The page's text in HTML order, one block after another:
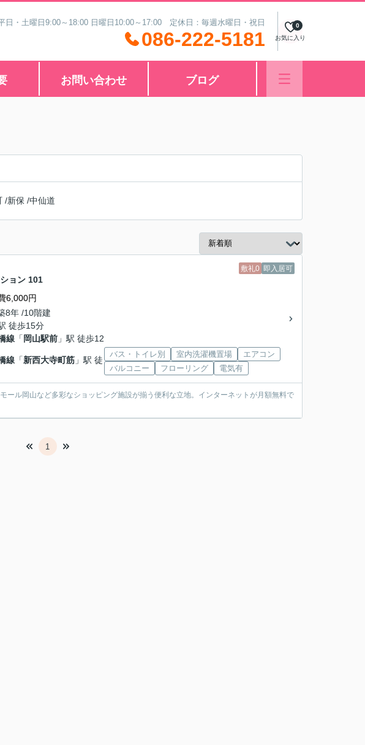
日・土曜日9:00～18:00 日曜日10:00～17:00 定休日：毎週水曜日・祝日
086-222-5181 お気に入り
0
お問い合わせ ブログ
/新保 /中仙道
敷礼0 即入居可
ョン 101
6,000円
8年 /10階建
徒歩15分
線 「 岡山駅前 」駅 徒歩12
線 「新西大寺町筋 」駅 徒
バス・トイレ別 室内洗濯機置場
エアコン
バルコニー
フローリング 電気有
ール岡山など多彩なショッピング施設が揃う便利な立地。インターネットが月額無料で
1